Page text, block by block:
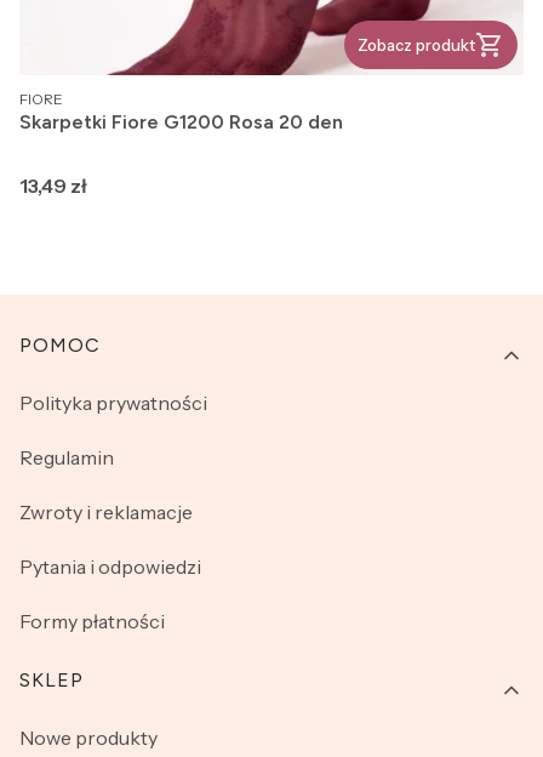
Zobacz produkt
PRODUCENT
FIORE
Skarpetki Fiore G1200 Rosa 20 den
Cena
13,49 zł
Linki w stopce
POMOC
Polityka prywatności
Regulamin
Zwroty i reklamacje
Pytania i odpowiedzi
Formy płatności
SKLEP
Nowe produkty